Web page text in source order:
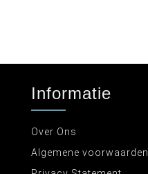
Informatie
Over Ons
Algemene voorwaarden